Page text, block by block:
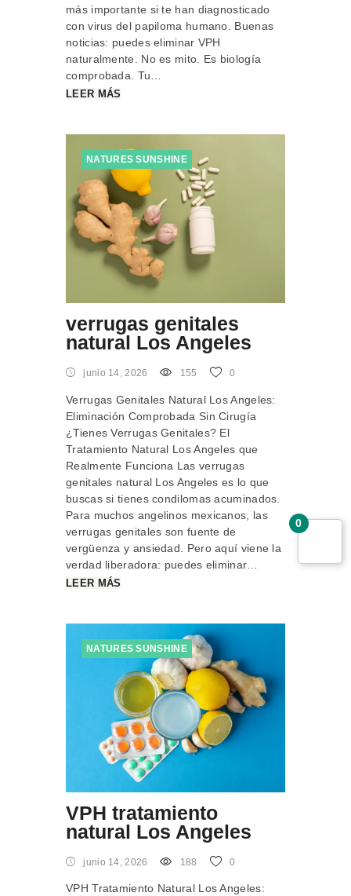
más importante si te han diagnosticado
con virus del papiloma humano. Buenas
noticias: puedes eliminar VPH
naturalmente. No es mito. Es biología
comprobada. Tu…
LEER MÁS
NATURES SUNSHINE
verrugas genitales
natural Los Angeles
junio 14, 2026 155 0
Verrugas Genitales Natural Los Angeles:
Eliminación Comprobada Sin Cirugía
¿Tienes Verrugas Genitales? El
Tratamiento Natural Los Angeles que
Realmente Funciona Las verrugas
genitales natural Los Angeles es lo que
buscas si tienes condilomas acuminados.
Para muchos angelinos mexicanos, las
verrugas genitales son fuente de
vergüenza y ansiedad. Pero aquí viene la
verdad liberadora: puedes eliminar…
LEER MÁS
NATURES SUNSHINE
VPH tratamiento
natural Los Angeles
junio 14, 2026 188 0
VPH Tratamiento Natural Los Angeles:
0